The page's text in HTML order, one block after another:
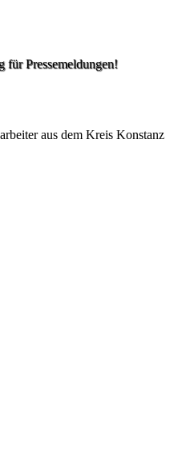
für Pressemeldungen!
aus dem Kreis Konstanz